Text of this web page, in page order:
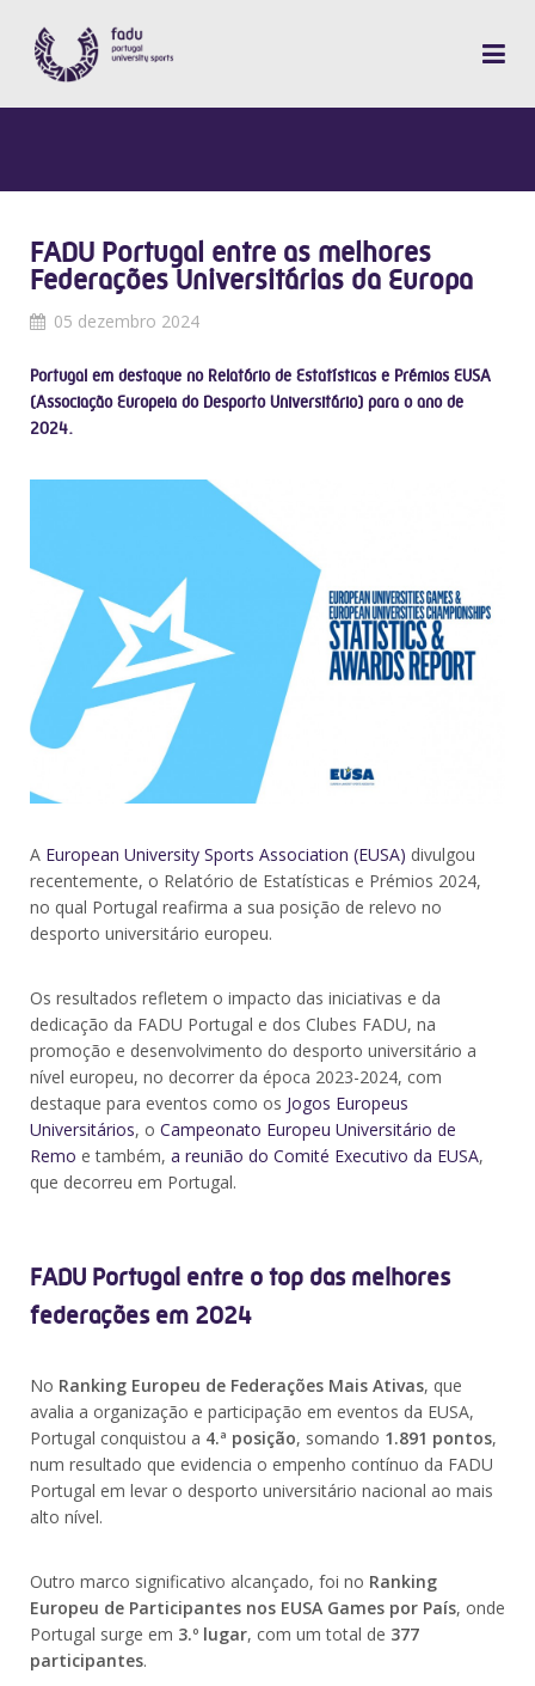
FADU Portugal entre as melhores
Federações Universitárias da Europa
05 dezembro 2024
Portugal em destaque no Relatório de Estatísticas e Prémios EUSA
(Associação Europeia do Desporto Universitário) para o ano de
2024.
A European University Sports Association (EUSA) divulgou
recentemente, o Relatório de Estatísticas e Prémios 2024,
no qual Portugal reafirma a sua posição de relevo no
desporto universitário europeu.
Os resultados refletem o impacto das iniciativas e da
dedicação da FADU Portugal e dos Clubes FADU, na
promoção e desenvolvimento do desporto universitário a
nível europeu, no decorrer da época 2023-2024, com
destaque para eventos como os Jogos Europeus
Universitários, o Campeonato Europeu Universitário de
Remo e também, a reunião do Comité Executivo da EUSA,
que decorreu em Portugal.
FADU Portugal entre o top das melhores
federações em 2024
No Ranking Europeu de Federações Mais Ativas, que
avalia a organização e participação em eventos da EUSA,
Portugal conquistou a 4.ª posição, somando 1.891 pontos,
num resultado que evidencia o empenho contínuo da FADU
Portugal em levar o desporto universitário nacional ao mais
alto nível.
Outro marco significativo alcançado, foi no Ranking
Europeu de Participantes nos EUSA Games por País, onde
Portugal surge em 3.º lugar, com um total de 377
participantes.